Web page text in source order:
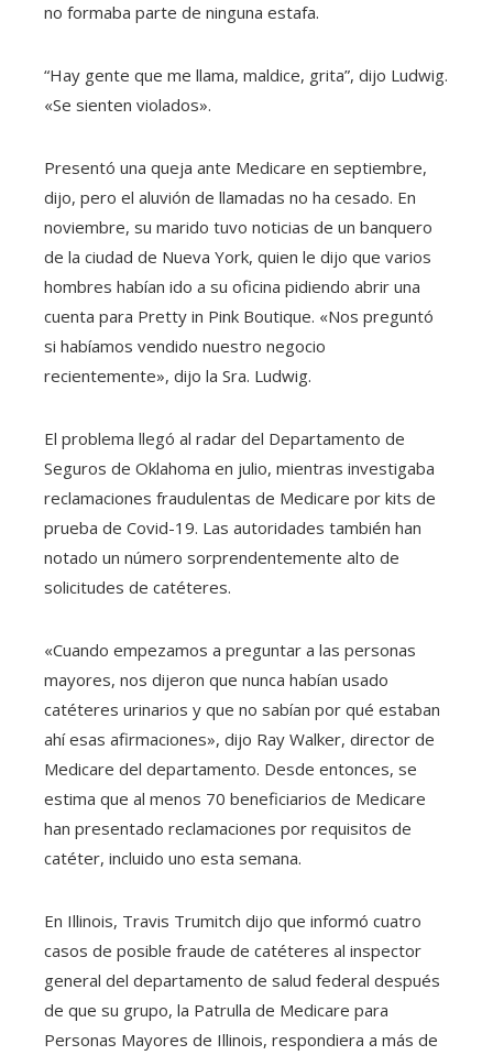
no formaba parte de ninguna estafa.
“Hay gente que me llama, maldice, grita”, dijo Ludwig.
«Se sienten violados».
Presentó una queja ante Medicare en septiembre,
dijo, pero el aluvión de llamadas no ha cesado. En
noviembre, su marido tuvo noticias de un banquero
de la ciudad de Nueva York, quien le dijo que varios
hombres habían ido a su oficina pidiendo abrir una
cuenta para Pretty in Pink Boutique. «Nos preguntó
si habíamos vendido nuestro negocio
recientemente», dijo la Sra. Ludwig.
El problema llegó al radar del Departamento de
Seguros de Oklahoma en julio, mientras investigaba
reclamaciones fraudulentas de Medicare por kits de
prueba de Covid-19. Las autoridades también han
notado un número sorprendentemente alto de
solicitudes de catéteres.
«Cuando empezamos a preguntar a las personas
mayores, nos dijeron que nunca habían usado
catéteres urinarios y que no sabían por qué estaban
ahí esas afirmaciones», dijo Ray Walker, director de
Medicare del departamento. Desde entonces, se
estima que al menos 70 beneficiarios de Medicare
han presentado reclamaciones por requisitos de
catéter, incluido uno esta semana.
En Illinois, Travis Trumitch dijo que informó cuatro
casos de posible fraude de catéteres al inspector
general del departamento de salud federal después
de que su grupo, la Patrulla de Medicare para
Personas Mayores de Illinois, respondiera a más de